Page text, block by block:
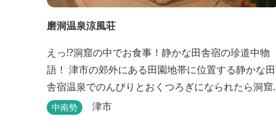
磨洞温泉涼風荘
えっ!?洞窟の中でお食事！静かな田舎宿の珍道中物
語！ 津市の郊外にある田園地帯に位置する静かな田
舎宿温泉でのんびりとおくつろぎになられたら洞窟
を利用したお座敷で、伊勢湾の海の幸や松阪肉を山
中南勢 津市